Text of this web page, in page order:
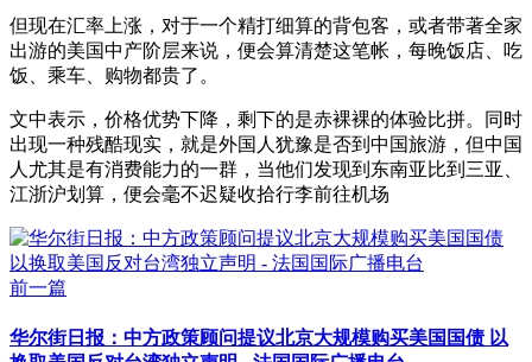
但现在汇率上涨，对于一个精打细算的背包客，或者带著全家
出游的美国中产阶层来说，便会算清楚这笔帐，每晚饭店、吃
饭、乘车、购物都贵了。
文中表示，价格优势下降，剩下的是赤裸裸的体验比拼。同时
出现一种残酷现实，就是外国人犹豫是否到中国旅游，但中国
人尤其是有消费能力的一群，当他们发现到东南亚比到三亚、
江浙沪划算，便会毫不迟疑收拾行李前往机场
前一篇
华尔街日报：中方政策顾问提议北京大规模购买美国国债 以